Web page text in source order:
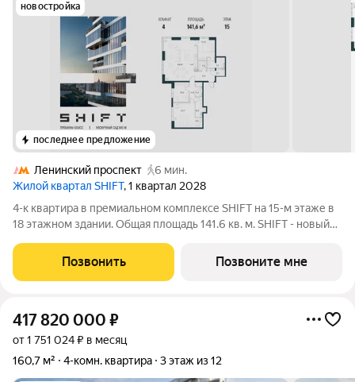
новостройка
последнее предложение
Ленинский проспект
6 мин.
Жилой квартал SHIFT, 1 квартал 2028
4-к квартира в премиальном комплексе SHIFT на 15-м этаже в
18 этажном здании. Общая площадь 141.6 кв. м. SHIFT - новый
районе, в 300 м от Нескучного сада. Главная особенность
проекта - 5 башен, в
Позвонить Позвоните мне
417 820 000 ₽
от 1 751 024 ₽ в месяц
160,7 м²
4-комн. квартира 3 этаж из 12